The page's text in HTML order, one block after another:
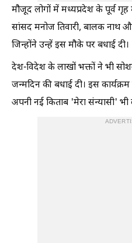
मौजूद लोगों में मध्यप्रदेश के पूर्व गृह
सांसद मनोज तिवारी, बालक नाथ
जिन्होंने उन्हें इस मौके पर बधाई दी।
देश-विदेश के लाखों भक्तों ने भी
जन्मदिन की बधाई दी। इस कार्यक्रम
अपनी नई किताब 'मेरा संन्यासी' भी